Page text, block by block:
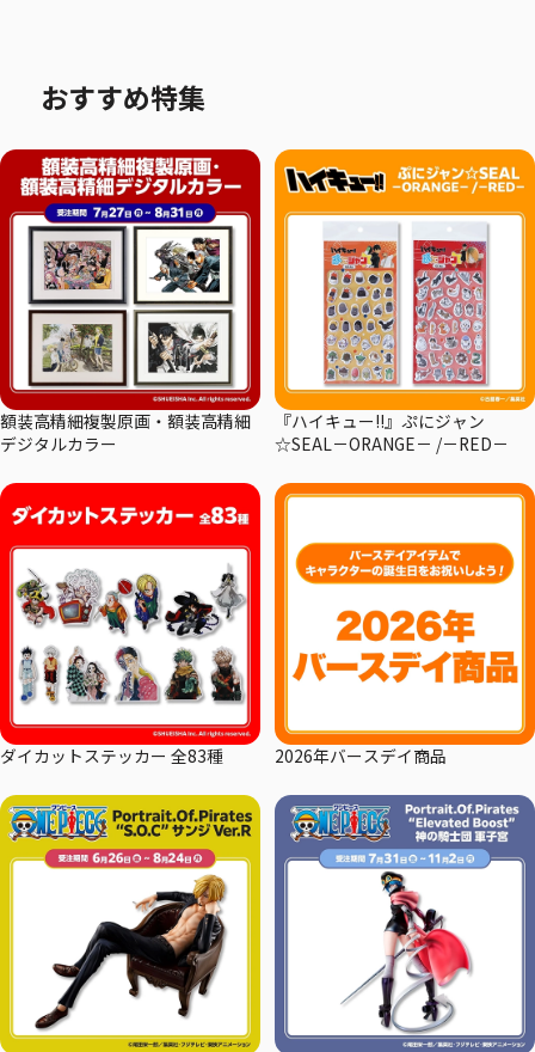
おすすめ特集
額装高精細複製原画・額装高精細
デジタルカラー
『ハイキュー!!』ぷにジャン
☆SEAL－ORANGE－ /－RED－
ダイカットステッカー 全83種 2026年バースデイ商品